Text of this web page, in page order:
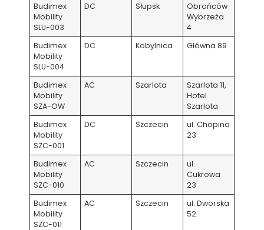
Budimex
Mobility
SLU-003
DC Słupsk
Obrońców
Wybrzeża
4
Budimex
Mobility
SLU-004
DC Kobylnica Główna 89
Budimex
Mobility
SZA-OW
AC Szarlota
Szarlota 11,
Hotel
Szarlota
Budimex
Mobility
SZC-001
DC Szczecin
ul. Chopina
23
Budimex
Mobility
SZC-010
AC Szczecin
ul.
Cukrowa
23
Budimex
Mobility
SZC-011
AC Szczecin
ul. Dworska
52